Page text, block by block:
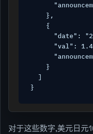
    },
    {
"date":
"val":
    }
  ]
}
对于这些数字,美元日元